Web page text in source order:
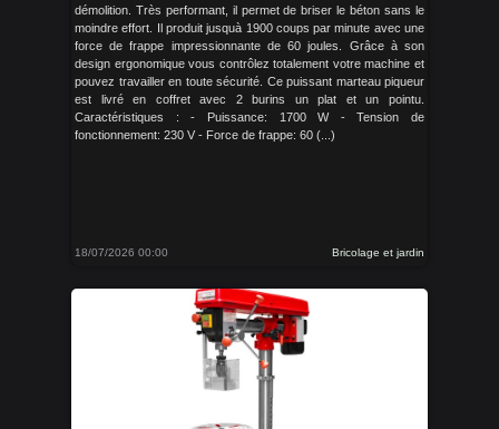
démolition. Très performant, il permet de briser le béton sans le
moindre effort. Il produit jusquà 1900 coups par minute avec une
force de frappe impressionnante de 60 joules. Grâce à son
design ergonomique vous contrôlez totalement votre machine et
pouvez travailler en toute sécurité. Ce puissant marteau piqueur
est livré en coffret avec 2 burins un plat et un pointu.
Caractéristiques : - Puissance: 1700 W - Tension de
fonctionnement: 230 V - Force de frappe: 60 (...)
18/07/2026 00:00 Bricolage et jardin